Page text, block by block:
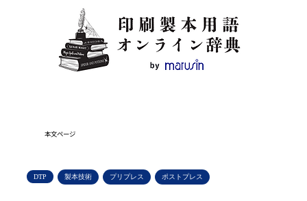
本文ページ
DTP 製本技術 プリプレス ポストプレス